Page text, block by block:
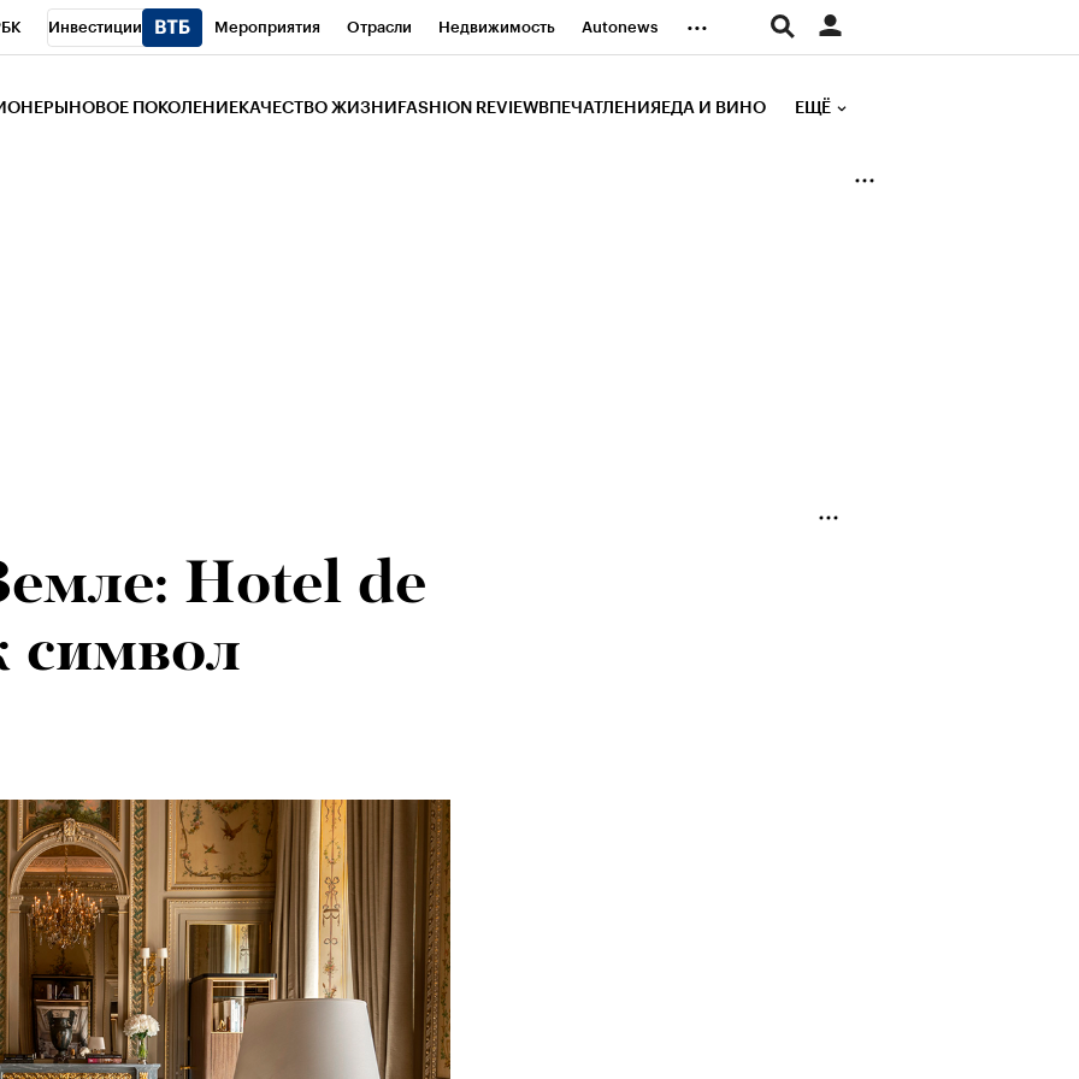
Инвестиции Мероприятия Отрасли Недвижимость Autonews ...
НОВОЕ ПОКОЛЕНИЕ КАЧЕСТВО ЖИЗНИ FASHION REVIEW ВПЕЧАТЛЕНИЯ ЕДА И ВИНО ЕЩЁ
Hotel de
символ
альпиниста:
не
от похода